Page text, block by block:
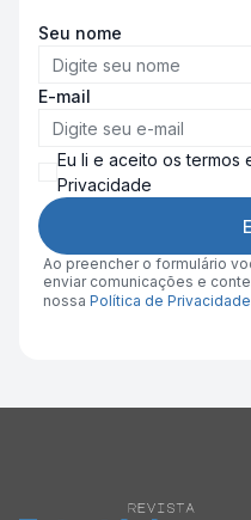
Seu nome
E-mail
Eu li e aceito os termos
Privacidade
Ao preencher o formulário
enviar comunicações e
nossa Política de Privacidade